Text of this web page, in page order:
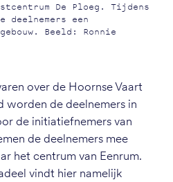
De Ploeg. Tijdens
deelnemers een
Beeld: Ronnie
over de Hoornse Vaart
worden de deelnemers in
de initiatiefnemers van
de deelnemers mee
het centrum van Eenrum.
vindt hier namelijk